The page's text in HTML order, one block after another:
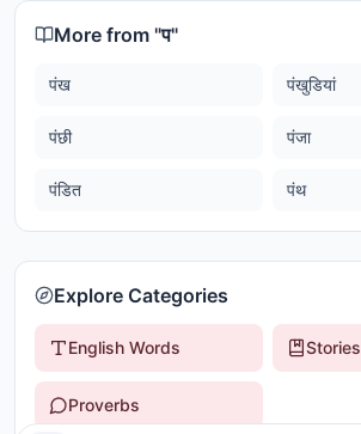
More from "प"
पंख पंखुडियां
पंछी पंजा
पंडित पंथ
Explore Categories
English Words Stories
Proverbs